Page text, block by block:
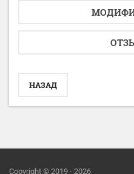
НАЗАД
Copyright © 2019 - 2026